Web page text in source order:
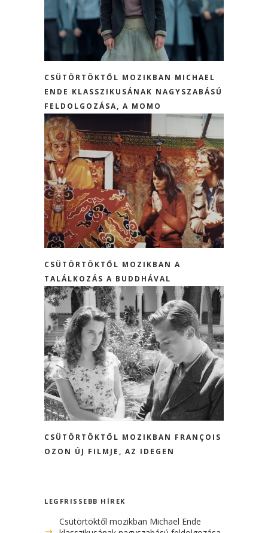
CSÜTÖRTÖKTŐL MOZIKBAN MICHAEL
ENDE KLASSZIKUSÁNAK NAGYSZABÁSÚ
FELDOLGOZÁSA, A MOMO
CSÜTÖRTÖKTŐL MOZIKBAN A
TALÁLKOZÁS A BUDDHÁVAL
CSÜTÖRTÖKTŐL MOZIKBAN FRANÇOIS
OZON ÚJ FILMJE, AZ IDEGEN
LEGFRISSEBB HÍREK
Csütörtöktől mozikban Michael Ende